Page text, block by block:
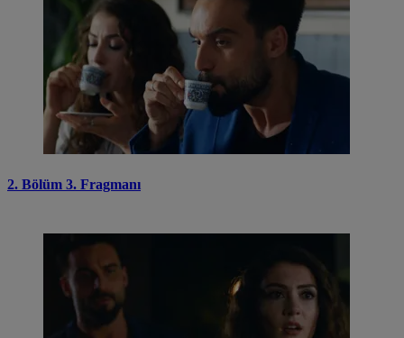
2. Bölüm 3. Fragmanı